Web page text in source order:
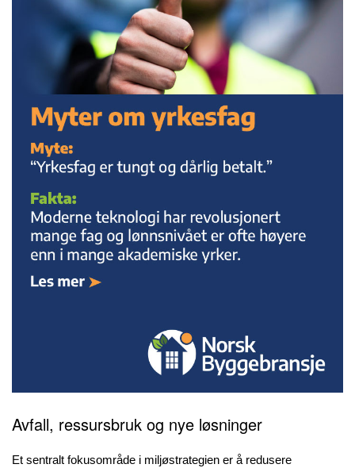
Avfall, ressursbruk og nye løsninger
Et sentralt fokusområde i miljøstrategien er å redusere